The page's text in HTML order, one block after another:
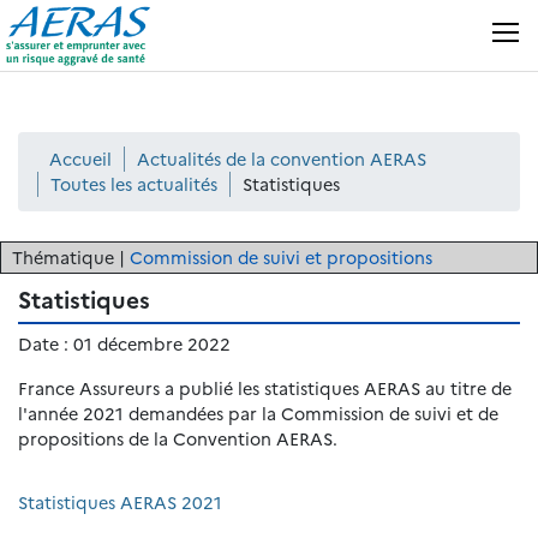
Panneau de gestion des cookies
Accueil
Actualités de la convention AERAS
Toutes les actualités
Statistiques
Thématique | Commission de suivi et propositions
Statistiques
Date : 01 décembre 2022
France Assureurs a publié les statistiques AERAS au titre de
l'année 2021 demandées par la Commission de suivi et de
propositions de la Convention AERAS.
Statistiques AERAS 2021